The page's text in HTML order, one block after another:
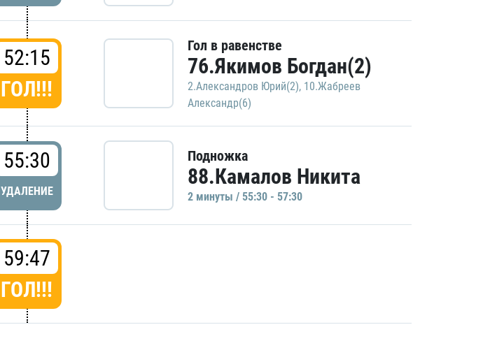
52:15
ГОЛ!!!
Гол в равенстве
76.Якимов Богдан(2)
2.Александров Юрий(2), 10.Жабреев
Александр(6)
55:30
УДАЛЕНИЕ
Подножка
88.Камалов Никита
2 минуты / 55:30 - 57:30
59:47
ГОЛ!!!